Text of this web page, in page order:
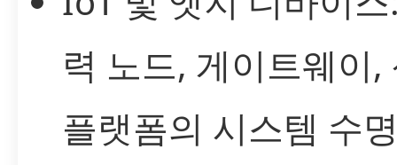
력 노드, 게이트웨이,
플랫폼의 시스템 수